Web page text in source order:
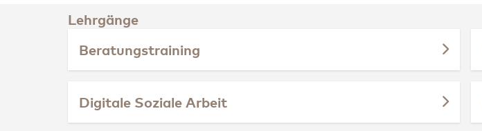
Lehrgänge
Beratungstraining
Digitale Soziale Arbeit